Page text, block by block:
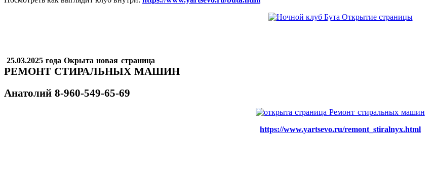
25.03.2025 года Окрыта новая страница
РЕМОНТ СТИРАЛЬНЫХ МАШИН
Анатолий 8-960-549-65-69
https://www.yartsevo.ru/remont_stiralnyx.html